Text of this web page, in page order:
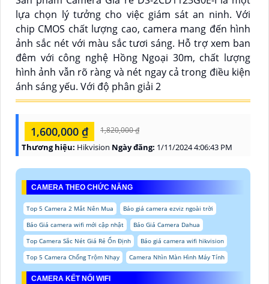
lựa chọn lý tưởng cho việc giám sát an ninh. Với
chip CMOS chất lượng cao, camera mang đến hình
ảnh sắc nét với màu sắc tươi sáng. Hỗ trợ xem ban
đêm với công nghệ Hồng Ngoại 30m, chất lượng
hình ảnh vẫn rõ ràng và nét ngay cả trong điều kiện
ánh sáng yếu. Với độ phân giải 2
1,600,000 ₫ 1,820,000 ₫
Thương hiệu: Hikvision Ngày đăng: 1/11/2024 4:06:43 PM
CAMERA THEO CHỨC NĂNG
Top 5 Camera 2 Mắt Nên Mua
Báo giá camera ezviz ngoài trời
Báo Giá camera wifi mới cập nhật
Báo Giá Camera Dahua
Top Camera Sắc Nét Giá Rẻ Ổn Định
Báo giá camera wifi hikvision
Top 5 Camera Chống Trộm Nhạy
Camera Nhìn Màn Hình Máy Tính
CAMERA KẾT NỐI WIFI